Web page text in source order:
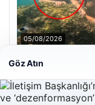
05/08/2026
Çözülmeye
Göz Atın